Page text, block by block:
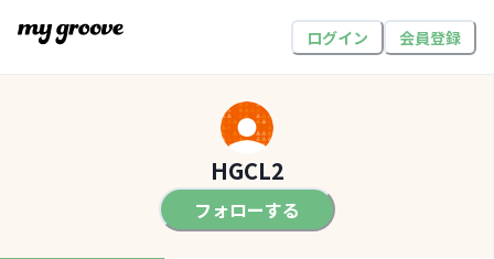
ログイン 会員登録
HGCL2
フォローする